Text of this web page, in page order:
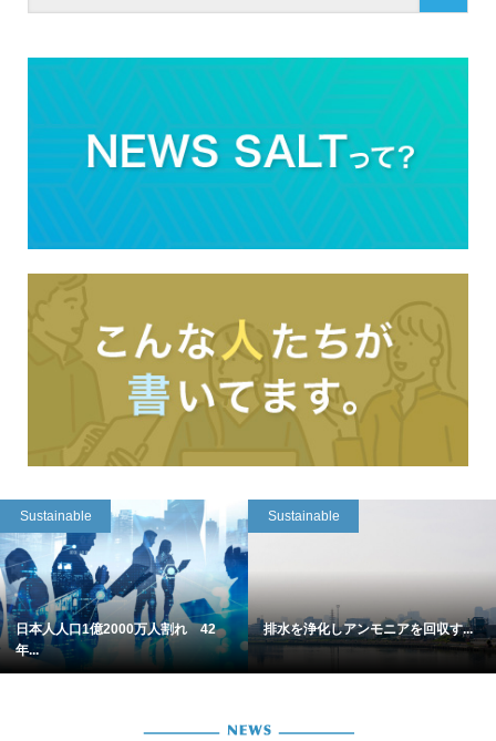
Sustainable
日本人人口1億2000万人割れ 42
年...
Sustainable
排水を浄化しアンモニアを回収す...